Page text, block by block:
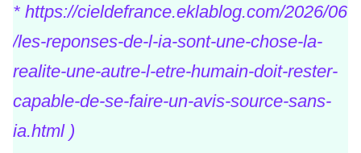
* https://cieldefrance.eklablog.com/2026/06
/les-reponses-de-l-ia-sont-une-chose-la-
realite-une-autre-l-etre-humain-doit-rester-
capable-de-se-faire-un-avis-source-sans-
ia.html)